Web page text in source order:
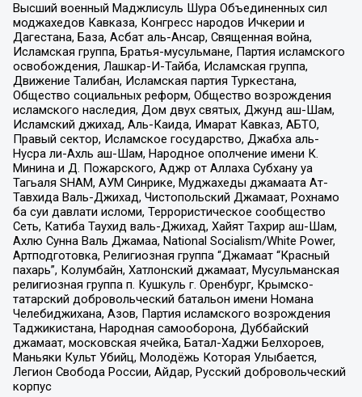
Высший военный Маджлисуль Шура Объединенных сил
моджахедов Кавказа, Конгресс народов Ичкерии и
Дагестана, База, Асбат аль-Ансар, Священная война,
Исламская группа, Братья-мусульмане, Партия исламского
освобождения, Лашкар-И-Тайба, Исламская группа,
Движение Талибан, Исламская партия Туркестана,
Общество социальных реформ, Общество возрождения
исламского наследия, Дом двух святых, Джунд аш-Шам,
Исламский джихад, Аль-Каида, Имарат Кавказ, АБТО,
Правый сектор, Исламское государство, Джабха аль-
Нусра ли-Ахль аш-Шам, Народное ополчение имени К.
Минина и Д. Пожарского, Аджр от Аллаха Субхану уа
Тагьаля SHAM, АУМ Синрике, Муджахеды джамаата Ат-
Тавхида Валь-Джихад, Чистопольский Джамаат, Рохнамо
ба суи давлати исломи, Террористическое сообщество
Сеть, Катиба Таухид валь-Джихад, Хайят Тахрир аш-Шам,
Ахлю Сунна Валь Джамаа, National Socialism/White Power,
Артподготовка, Религиозная группа “Джамаат “Красный
пахарь”, Колумбайн, Хатлонский джамаат, Мусульманская
религиозная группа п. Кушкуль г. Оренбург, Крымско-
татарский добровольческий батальон имени Номана
Челебиджихана, Азов, Партия исламского возрождения
Таджикистана, Народная самооборона, Дуббайский
джамаат, московская ячейка, Батал-Хаджи Белхороев,
Маньяки Культ Убийц, Молодёжь Которая Улыбается,
Легион Свобода России, Айдар, Русский добровольческий
корпус